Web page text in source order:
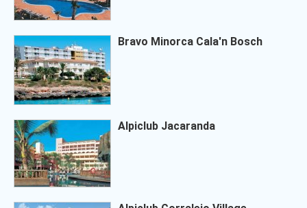
Bravo Minorca Cala'n Bosch
Alpiclub Jacaranda